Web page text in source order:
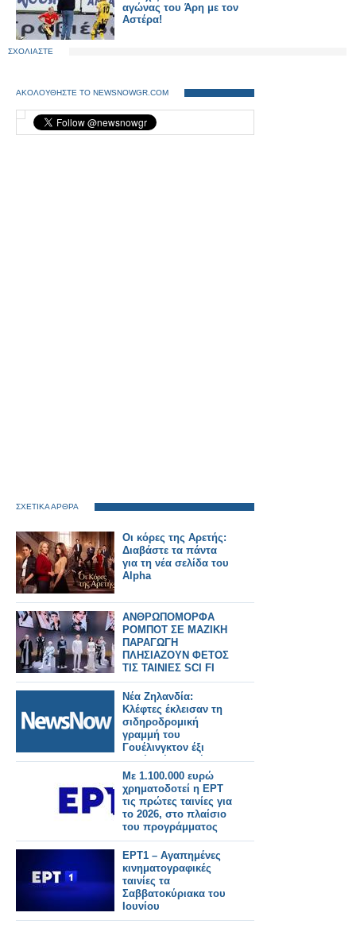
αγώνας του Άρη με τον
Αστέρα!
ΣΧΟΛΙΑΣΤΕ
ΑΚΟΛΟΥΘΗΣΤΕ ΤΟ NEWSNOWGR.COM
ΣΧΕΤΙΚΑ ΑΡΘΡΑ
Οι κόρες της Αρετής:
Διαβάστε τα πάντα
για τη νέα σελίδα του
Alpha
ΑΝΘΡΩΠΟΜΟΡΦΑ
ΡΟΜΠΟΤ ΣΕ ΜΑΖΙΚΗ
ΠΑΡΑΓΩΓΗ
ΠΛΗΣΙΑΖΟΥΝ ΦΕΤΟΣ
ΤΙΣ ΤΑΙΝΙΕΣ SCI FI
Νέα Ζηλανδία:
Κλέφτες έκλεισαν τη
σιδηροδρομική
γραμμή του
Γουέλινγκτον έξι
φορές μέσα σε έναν
μήνα.
Με 1.100.000 ευρώ
χρηματοδοτεί η ΕΡΤ
τις πρώτες ταινίες για
το 2026, στο πλαίσιο
του προγράμματος
1,5%
ΕΡΤ1 – Αγαπημένες
κινηματογραφικές
ταινίες τα
Σαββατοκύριακα του
Ιουνίου